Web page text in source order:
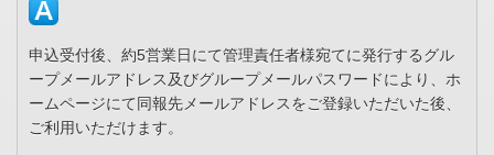
申込受付後、約5営業日にて管理責任者様宛てに発行するグル
ープメールアドレス及びグループメールパスワードにより、ホ
ームページにて同報先メールアドレスをご登録いただいた後、
ご利用いただけます。